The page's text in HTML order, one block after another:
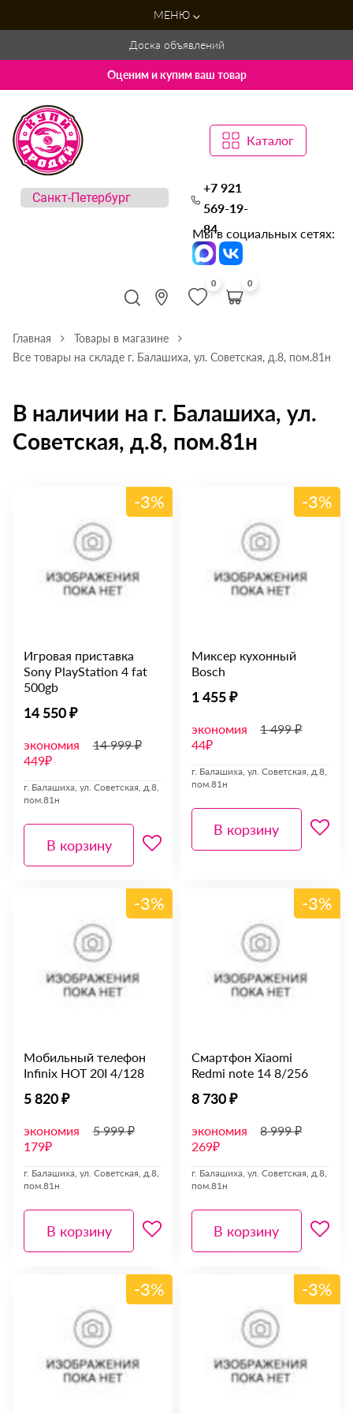
МЕНЮ
Доска объявлений
Оценим и купим ваш товар
Каталог
+7 921
569-19-
84
Мы в социальных сетях:
0 0
Главная
Товары в магазине
Все товары на складе г. Балашиха, ул. Советская, д.8, пом.81н
В наличии на г. Балашиха, ул.
Советская, д.8, пом.81н
-3%
Игровая приставка
Sony PlayStation 4 fat
500gb
14 550 ₽
экономия
449₽
14 999 ₽
г. Балашиха, ул. Советская, д.8,
пом.81н
В корзину
-3%
Миксер кухонный
Bosch
1 455 ₽
экономия
44₽
1 499 ₽
г. Балашиха, ул. Советская, д.8,
пом.81н
В корзину
-3%
Мобильный телефон
Infinix HOT 20I 4/128
5 820 ₽
экономия
179₽
5 999 ₽
г. Балашиха, ул. Советская, д.8,
пом.81н
В корзину
-3%
Смартфон Xiaomi
Redmi note 14 8/256
8 730 ₽
экономия
269₽
8 999 ₽
г. Балашиха, ул. Советская, д.8,
пом.81н
В корзину
-3% -3%